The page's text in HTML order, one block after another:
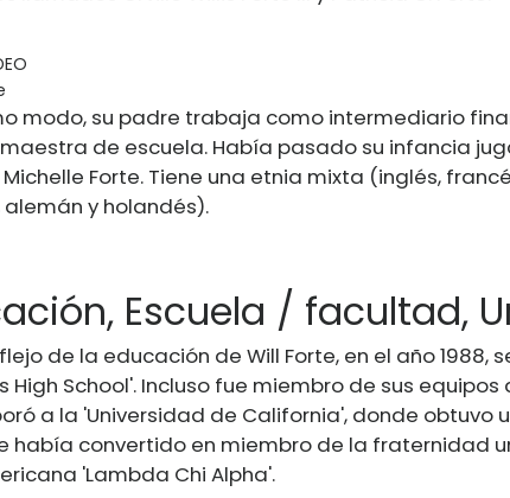
modo, su padre trabaja como intermediario
de escuela. Había pasado su infancia
Forte. Tiene una etnia mixta (inglés,
alemán y holandés).
Escuela / facultad,
de la educación de Will Forte, en el año 1988,
High School'. Incluso fue miembro de sus
a la 'Universidad de California', donde obtuvo
había convertido en miembro de la fraternidad
'Lambda Chi Alpha'.